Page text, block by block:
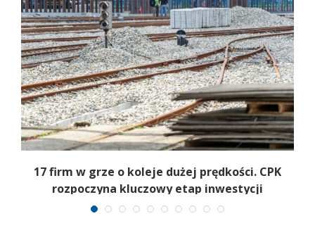
17 firm w grze o koleje dużej prędkości. CPK
rozpoczyna kluczowy etap inwestycji